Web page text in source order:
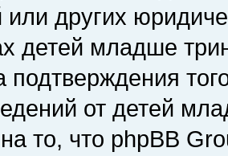
или других
детей младше
подтверждения
от детей
то, что phpBB